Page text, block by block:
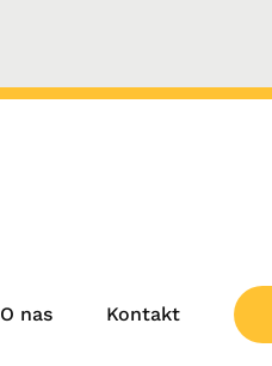
O nas Kontakt